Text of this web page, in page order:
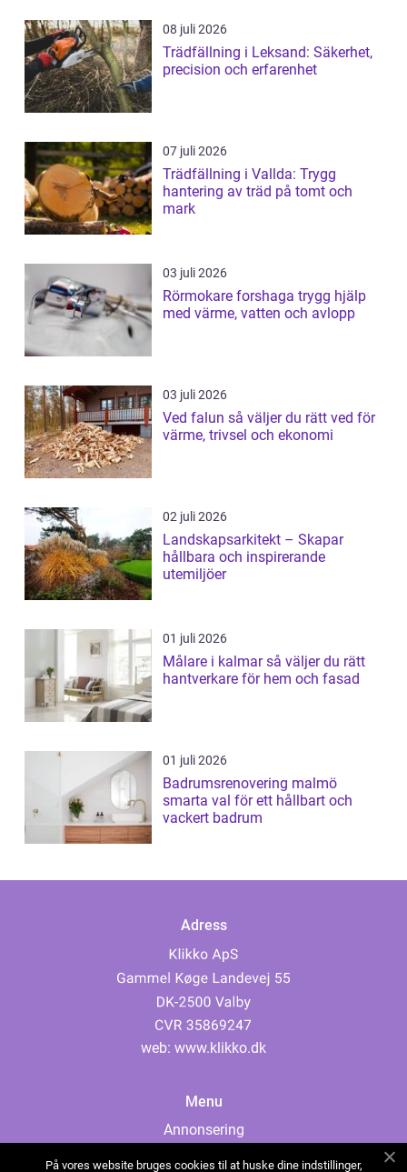
08 juli 2026
Trädfällning i Leksand: Säkerhet,
precision och erfarenhet
07 juli 2026
Trädfällning i Vallda: Trygg
hantering av träd på tomt och
mark
03 juli 2026
Rörmokare forshaga trygg hjälp
med värme, vatten och avlopp
03 juli 2026
Ved falun så väljer du rätt ved för
värme, trivsel och ekonomi
02 juli 2026
Landskapsarkitekt – Skapar
hållbara och inspirerande
utemiljöer
01 juli 2026
Målare i kalmar så väljer du rätt
hantverkare för hem och fasad
01 juli 2026
Badrumsrenovering malmö
smarta val för ett hållbart och
vackert badrum
Adress
web: www.klikko.dk
Menu
Annonsering
På vores website bruges cookies til at huske dine indstillinger,